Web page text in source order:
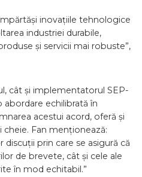
inovațiile tehnologice
industriei durabile,
și servicii mai robuste”,
cât și implementatorul SEP-
abordare echilibrată în
acestui acord, oferă și
Fan menționează:
prin care se asigură că
de brevete, cât și cele ale
în mod echitabil.”